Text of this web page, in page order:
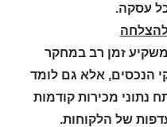
עסקה.
זמן רב במחקר
הנכסים, אלא גם לומד
נתוני מכירות קודמות
של הלקוחות.